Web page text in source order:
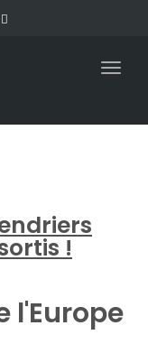
!
l'Europe